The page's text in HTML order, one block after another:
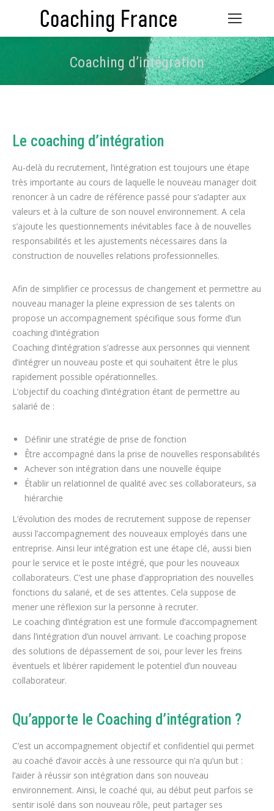
Coaching d’intégration
Vous êtes ici :
Le coaching d’intégration
Au-delà du recrutement, l’intégration est toujours une étape
très importante au cours de laquelle le nouveau manager doit
renoncer à un cadre de référence passé pour s’adapter aux
valeurs et à la culture de son nouvel environnement. A cela
s’ajoute les questionnements inévitables face à de nouvelles
responsabilités et les ajustements nécessaires dans la
construction de nouvelles relations professionnelles.
Afin de simplifier ce processus de changement et permettre au
nouveau manager la pleine expression de ses talents on
propose un accompagnement spécifique sous forme d’un
coaching d’intégration
Coaching d’intégration s’adresse aux personnes qui viennent
d’intégrer un nouveau poste et qui souhaitent être le plus
rapidement possible opérationnelles.
L’objectif du coaching d’intégration étant de permettre au
salarié de :
Définir une stratégie de prise de fonction
Être accompagné dans la prise de nouvelles responsabilités
Achever son intégration dans une nouvelle équipe
Établir un relationnel de qualité avec ses collaborateurs, sa
hiérarchie
L’évolution des modes de recrutement suppose de repenser
aussi l’accompagnement des nouveaux employés dans une
entreprise. Ainsi leur intégration est une étape clé, aussi bien
pour le service et le poste intégré, que pour les nouveaux
collaborateurs. C’est une phase d’appropriation des nouvelles
fonctions du salarié, et de ses attentes. Cela suppose de
mener une réflexion sur la personne à recruter.
Le coaching d’intégration est une formule d’accompagnement
dans l’intégration d’un nouvel arrivant. Le coaching propose
des solutions de dépassement de soi, pour lever les freins
éventuels et libérer rapidement le potentiel d’un nouveau
collaborateur.
Qu’apporte le Coaching d’intégration ?
C’est un accompagnement objectif et confidentiel qui permet
au coaché d’avoir accès à une ressource qui n’a qu’un but :
l’aider à réussir son intégration dans son nouveau
environnement. Ainsi, le coaché qui, au début peut parfois se
sentir isolé dans son nouveau rôle, peut partager ses